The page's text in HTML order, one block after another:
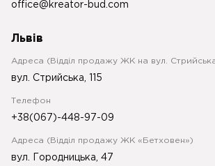
office@kreator-bud.com
Львів
Адреса (Відділ продажу ЖК на вул.
вул. Стрийська, 115
Телефон
+38(067)-448-97-09
Адреса (Відділ продажу ЖК «Бетховен»)
вул. Городницька, 47